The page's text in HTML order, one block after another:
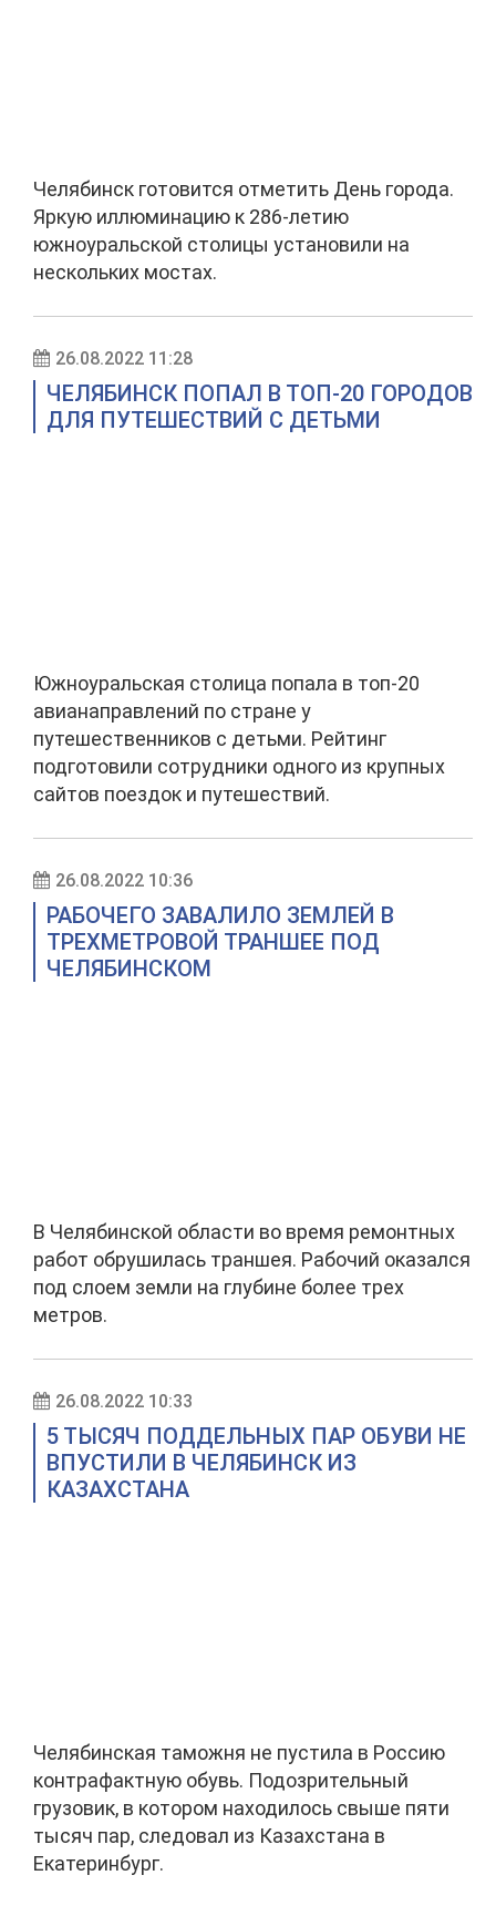
Челябинск готовится отметить День города.
Яркую иллюминацию к 286-летию
южноуральской столицы установили на
нескольких мостах.
26.08.2022 11:28
ЧЕЛЯБИНСК ПОПАЛ В ТОП-20 ГОРОДОВ
ДЛЯ ПУТЕШЕСТВИЙ С ДЕТЬМИ
Южноуральская столица попала в топ-20
авианаправлений по стране у
путешественников с детьми. Рейтинг
подготовили сотрудники одного из крупных
сайтов поездок и путешествий.
26.08.2022 10:36
РАБОЧЕГО ЗАВАЛИЛО ЗЕМЛЕЙ В
ТРЕХМЕТРОВОЙ ТРАНШЕЕ ПОД
ЧЕЛЯБИНСКОМ
В Челябинской области во время ремонтных
работ обрушилась траншея. Рабочий оказался
под слоем земли на глубине более трех
метров.
26.08.2022 10:33
5 ТЫСЯЧ ПОДДЕЛЬНЫХ ПАР ОБУВИ НЕ
ВПУСТИЛИ В ЧЕЛЯБИНСК ИЗ
КАЗАХСТАНА
Челябинская таможня не пустила в Россию
контрафактную обувь. Подозрительный
грузовик, в котором находилось свыше пяти
тысяч пар, следовал из Казахстана в
Екатеринбург.